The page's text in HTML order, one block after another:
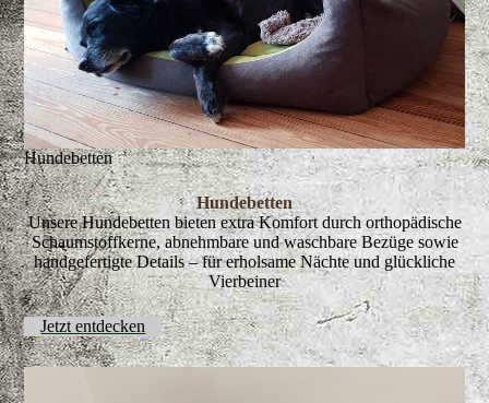
Hundebetten
Hundebetten
Unsere Hundebetten bieten extra Komfort durch orthopädische
Schaumstoffkerne, abnehmbare und waschbare Bezüge sowie
handgefertigte Details – für erholsame Nächte und glückliche
Vierbeiner
Jetzt entdecken